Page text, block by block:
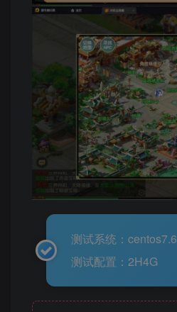
测试系统：centos7.6
测试配置：2H4G